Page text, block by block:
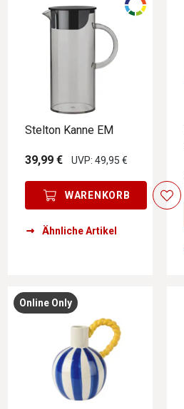
Stelton Kanne EM
39,99 € UVP: 49,95 €
WARENKORB
Ähnliche Artikel
Online Only